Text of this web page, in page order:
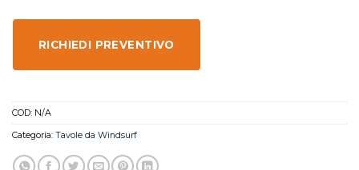
RICHIEDI PREVENTIVO
COD: N/A
Categoria: Tavole da Windsurf